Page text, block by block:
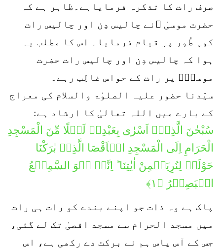
صرف رات کا تذکرہ فرمایاہے۔ظاہر ہے کہ
حضرت موسیٰ ؑنے چالیس دِن اور چالیس رات
کوہِ طُور پر قیام فرمایا۔ اس کا مطلب یہ
ہوا کہ چالیس دِن اور چالیس رات حضرت
موسیٰؑ پر رات کے حواس غالِب رہے۔
سیّدنا حضور علیہ الصلوٰۃ والسلام کی معراج
کے بارے میں اللہ تعالیٰ کا ارشاد ہے:
سُبْحٰنَ الَّذِیۡۤ اَسْرٰی بِعَبْدِہٖ لَیۡلًا مِّنَ الْمَسْجِدِ
الْحَرَامِ اِلَی الْمَسْجِدِ الۡاَقْصَا الَّذِیۡ بٰرَكْنَا
حَوْلَہٗ لِنُرِیَہٗمِنْ اٰیٰتِنَا ؕ اِنَّہٗ ہُوَ السَّمِیۡعُ
الۡبَصِیۡرُ ﴿۱﴾
پاک ہے وہ ذات جو اپنے بندے کو رات ہی رات
میں مسجد الحرام سے مسجد اقصیٰ تک لے گئی،
جس کے آس پاس ہم نے برکت دے رکھی ہے، اس